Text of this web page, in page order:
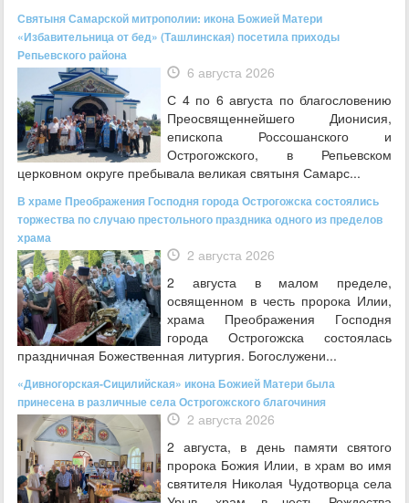
Святыня Самарской митрополии: икона Божией Матери
«Избавительница от бед» (Ташлинская) посетила приходы
Репьевского района
6 августа 2026
С 4 по 6 августа по благословению
Преосвященнейшего Дионисия,
епископа Россошанского и
Острогожского, в Репьевском
церковном округе пребывала великая святыня Самарс...
В храме Преображения Господня города Острогожска состоялись
торжества по случаю престольного праздника одного из пределов
храма
2 августа 2026
2 августа в малом пределе,
освященном в честь пророка Илии,
храма Преображения Господня
города Острогожска состоялась
праздничная Божественная литургия. Богослужени...
«Дивногорская-Сицилийская» икона Божией Матери была
принесена в различные села Острогожского благочиния
2 августа 2026
2 августа, в день памяти святого
пророка Божия Илии, в храм во имя
святителя Николая Чудотворца села